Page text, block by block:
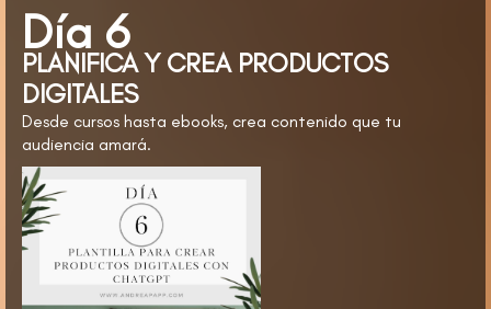
Día 6
PLANIFICA Y CREA PRODUCTOS
DIGITALES
Desde cursos hasta ebooks, crea contenido que tu
audiencia amará.